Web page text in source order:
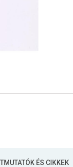
ÉS CIKKEK